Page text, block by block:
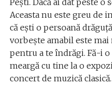
Peşti. Dacă ai dat peste o
Aceasta nu este greu de
că eşti o persoană
vorbeşte amabil este
pentru a te îndrăgi. Fă-i
meargă cu tine la o
concert de muzică